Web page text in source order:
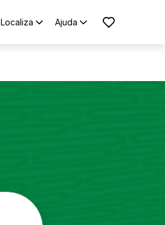
Localiza Ajuda